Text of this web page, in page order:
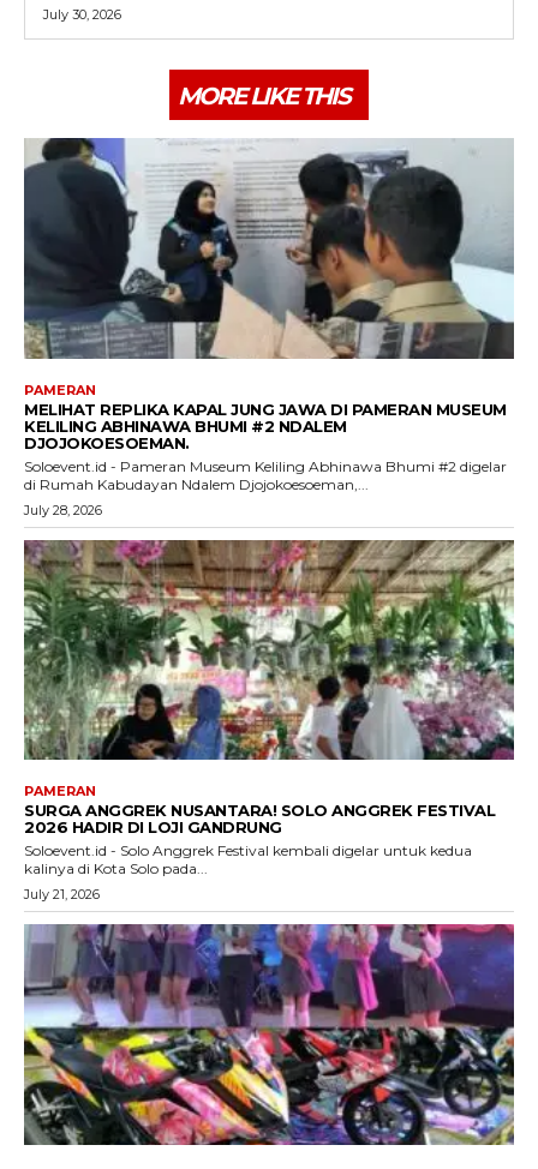
July 30, 2026
MORE LIKE THIS
PAMERAN
MELIHAT REPLIKA KAPAL JUNG JAWA DI PAMERAN MUSEUM
KELILING ABHINAWA BHUMI #2 NDALEM
DJOJOKOESOEMAN.
Soloevent.id - Pameran Museum Keliling Abhinawa Bhumi #2 digelar
di Rumah Kabudayan Ndalem Djojokoesoeman,...
July 28, 2026
PAMERAN
SURGA ANGGREK NUSANTARA! SOLO ANGGREK FESTIVAL
2026 HADIR DI LOJI GANDRUNG
Soloevent.id - Solo Anggrek Festival kembali digelar untuk kedua
kalinya di Kota Solo pada...
July 21, 2026